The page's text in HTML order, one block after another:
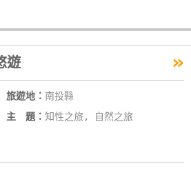
遊 »
旅遊地： 南投縣
主 題： 知性之旅, 自然之旅